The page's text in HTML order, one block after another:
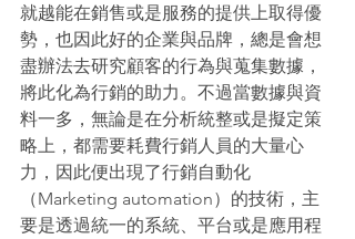
就越能在銷售或是服務的提供上取得優
勢，也因此好的企業與品牌，總是會想
盡辦法去研究顧客的行為與蒐集數據，
將此化為行銷的助力。不過當數據與資
料一多，無論是在分析統整或是擬定策
略上，都需要耗費行銷人員的大量心
力，因此便出現了行銷自動化
（Marketing automation）的技術，主
要是透過統一的系統、平台或是應用程